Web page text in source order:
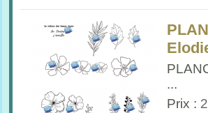
...
Prix :